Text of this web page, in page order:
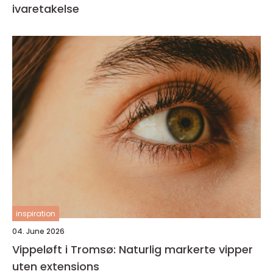
ivaretakelse
inspiration
04. June 2026
Vippeløft i Tromsø: Naturlig markerte vipper
uten extensions